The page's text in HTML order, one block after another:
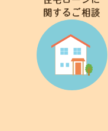
関するご相談